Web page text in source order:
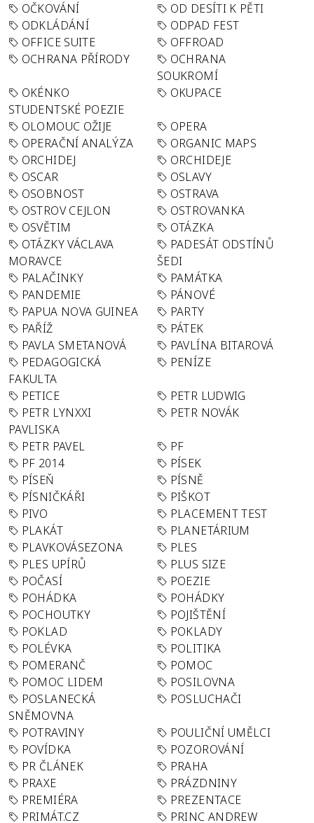
OČKOVÁNÍ
OD DESÍTI K PĚTI
ODKLÁDÁNÍ
ODPAD FEST
OFFICE SUITE
OFFROAD
OCHRANA PŘÍRODY
OCHRANA
SOUKROMÍ
OKÉNKO
STUDENTSKÉ POEZIE
OKUPACE
OLOMOUC OŽIJE
OPERA
OPERAČNÍ ANALÝZA
ORGANIC MAPS
ORCHIDEJ
ORCHIDEJE
OSCAR
OSLAVY
OSOBNOST
OSTRAVA
OSTROV CEJLON
OSTROVANKA
OSVĚTIM
OTÁZKA
OTÁZKY VÁCLAVA
MORAVCE
PADESÁT ODSTÍNŮ
ŠEDI
PALAČINKY
PAMÁTKA
PANDEMIE
PÁNOVÉ
PAPUA NOVA GUINEA
PARTY
PAŘÍŽ
PÁTEK
PAVLA SMETANOVÁ
PAVLÍNA BITAROVÁ
PEDAGOGICKÁ
FAKULTA
PENÍZE
PETICE
PETR LUDWIG
PETR LYNXXI
PAVLISKA
PETR NOVÁK
PETR PAVEL
PF
PF 2014
PÍSEK
PÍSEŇ
PÍSNĚ
PÍSNIČKÁŘI
PIŠKOT
PIVO
PLACEMENT TEST
PLAKÁT
PLANETÁRIUM
PLAVKOVÁSEZONA
PLES
PLES UPÍRŮ
PLUS SIZE
POČASÍ
POEZIE
POHÁDKA
POHÁDKY
POCHOUTKY
POJIŠTĚNÍ
POKLAD
POKLADY
POLÉVKA
POLITIKA
POMERANČ
POMOC
POMOC LIDEM
POSILOVNA
POSLANECKÁ
SNĚMOVNA
POSLUCHAČI
POTRAVINY
POULIČNÍ UMĚLCI
POVÍDKA
POZOROVÁNÍ
PR ČLÁNEK
PRAHA
PRAXE
PRÁZDNINY
PREMIÉRA
PREZENTACE
PRIMÁT.CZ
PRINC ANDREW